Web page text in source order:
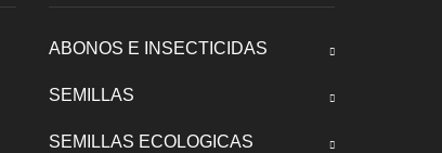
ABONOS E INSECTICIDAS
SEMILLAS
SEMILLAS ECOLOGICAS